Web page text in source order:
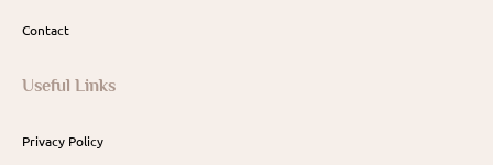
Contact
Useful Links
Privacy Policy